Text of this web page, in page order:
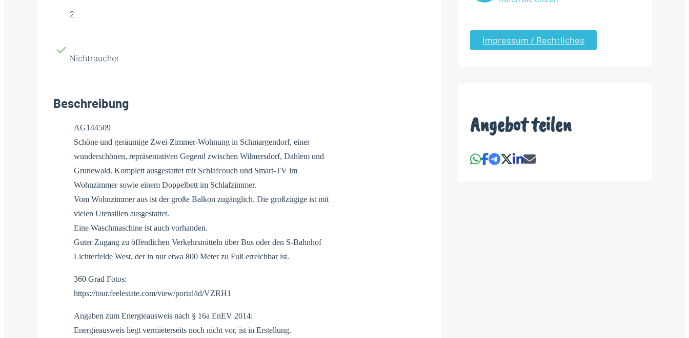
2
Nichtraucher
Beschreibung
AG144509
Schöne und geräumige Zwei-Zimmer-Wohnung in Schmargendorf, einer
wunderschönen, repräsentativen Gegend zwischen Wilmersdorf, Dahlem und
Grunewald. Komplett ausgestattet mit Schlafcouch und Smart-TV im
Wohnzimmer sowie einem Doppelbett im Schlafzimmer.
Vom Wohnzimmer aus ist der große Balkon zugänglich. Die großzügige ist mit
vielen Utensilien ausgestattet.
Eine Waschmaschine ist auch vorhanden.
Guter Zugang zu öffentlichen Verkehrsmitteln über Bus oder den S-Bahnhof
Lichterfelde West, der in nur etwa 800 Meter zu Fuß erreichbar ist.
360 Grad Fotos:
https://tour.feelestate.com/view/portal/id/VZRH1
Angaben zum Energieausweis nach § 16a EnEV 2014:
Energieausweis liegt vermieterseits noch nicht vor, ist in Erstellung.
Impressum / Rechtliches
Angebot teilen